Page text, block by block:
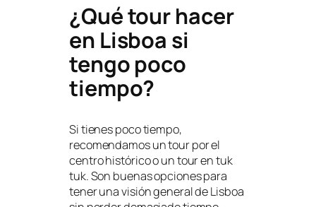
¿Qué tour hacer
en Lisboa si
tengo poco
tiempo?
Si tienes poco tiempo,
recomendamos un tour por el
centro histórico o un tour en tuk
tuk. Son buenas opciones para
tener una visión general de Lisboa